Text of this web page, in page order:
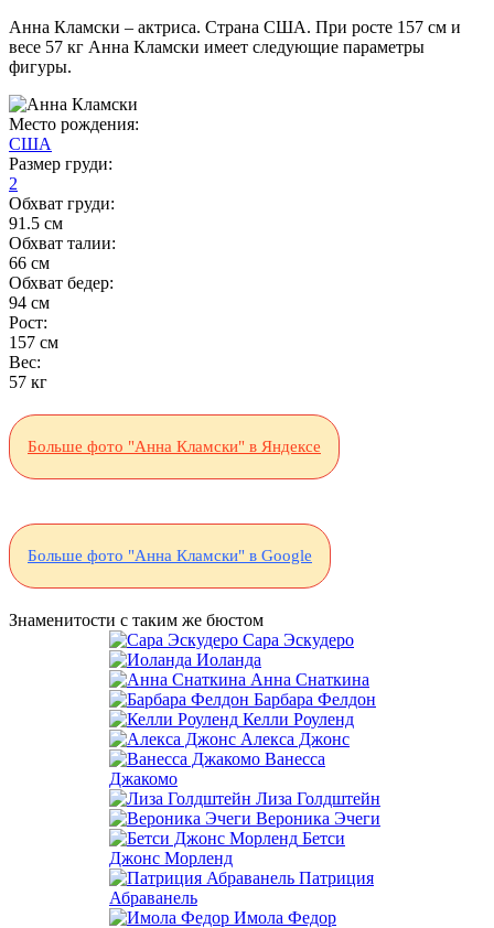
Анна Кламски – актриса. Страна США. При росте 157 см и
весе 57 кг Анна Кламски имеет следующие параметры
фигуры.
Место рождения:
США
Размер груди:
2
Обхват груди:
91.5 см
Обхват талии:
66 см
Обхват бедер:
94 см
Рост:
157 см
Вес:
57 кг
Больше фото "Анна Кламски" в Яндексе
Больше фото "Анна Кламски" в Google
Знаменитости с таким же бюстом
Сара Эскудеро
Иоланда
Анна Снаткина
Барбара Фелдон
Келли Роуленд
Алекса Джонс
Ванесса
Джакомо
Лиза Голдштейн
Вероника Эчеги
Бетси
Джонс Морленд
Патриция
Абраванель
Имола Федор